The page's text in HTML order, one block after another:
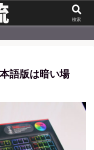
語版は暗い場
検索